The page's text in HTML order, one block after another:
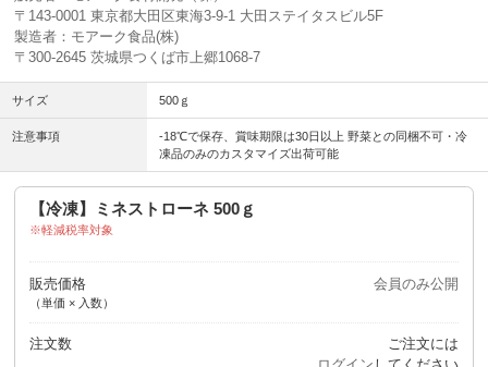
〒143-0001 東京都大田区東海3-9-1 大田ステイタスビル5F
製造者：モアーク食品(株)
〒300-2645 茨城県つくば市上郷1068-7
サイズ 500ｇ
注意事項
-18℃で保存、賞味期限は30日以上 野菜との同梱不可・冷
凍品のみのカスタマイズ出荷可能
【冷凍】ミネストローネ 500ｇ
軽減税率対象
販売価格
（単価 × 入数）
会員のみ公開
注文数
ご注文には